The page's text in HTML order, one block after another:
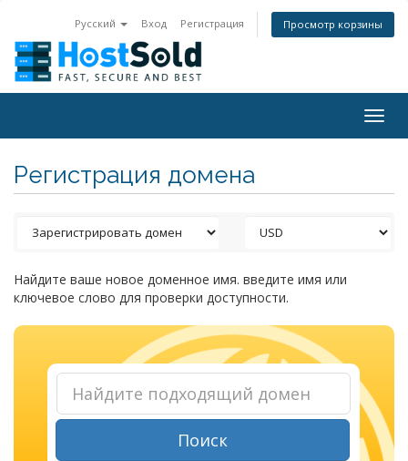
Русский Вход Регистрация Просмотр корзины
Регистрация домена
Найдите ваше новое доменное имя. введите имя или
ключевое слово для проверки доступности.
Поиск